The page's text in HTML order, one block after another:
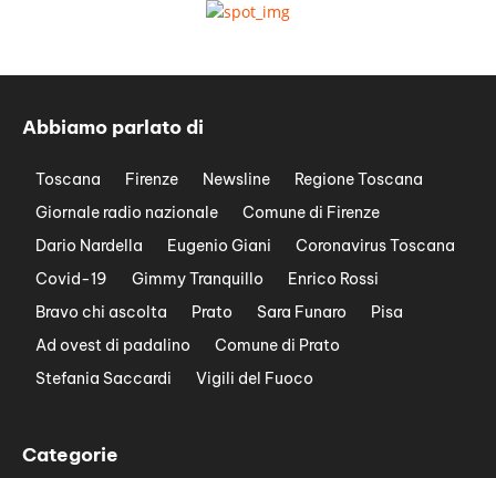
Abbiamo parlato di
Toscana Firenze Newsline
Regione Toscana
Giornale radio nazionale
Comune di Firenze
Dario Nardella
Eugenio Giani
Coronavirus Toscana
Covid-19
Gimmy Tranquillo
Enrico Rossi
Bravo chi ascolta
Prato Sara Funaro
Pisa
Ad ovest di padalino
Comune di Prato
Stefania Saccardi
Vigili del Fuoco
Categorie